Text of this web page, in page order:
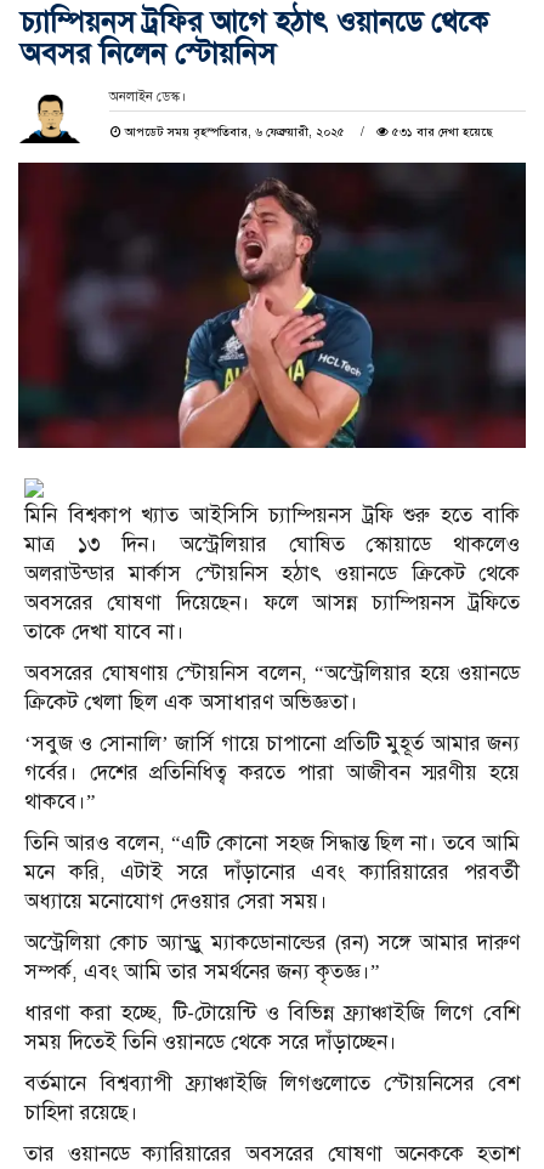
চ্যাম্পিয়নস ট্রফির আগে হঠাৎ ওয়ানডে থেকে
অবসর নিলেন স্টোয়নিস
অনলাইন ডেস্ক।
আপডেট সময় বৃহস্পতিবার, ৬ ফেব্রুয়ারী, ২০২৫ ৫৩১ বার দেখা হয়েছে
মিনি বিশ্বকাপ খ্যাত আইসিসি চ্যাম্পিয়নস ট্রফি শুরু হতে বাকি
মাত্র ১৩ দিন। অস্ট্রেলিয়ার ঘোষিত স্কোয়াডে থাকলেও
অলরাউন্ডার মার্কাস স্টোয়নিস হঠাৎ ওয়ানডে ক্রিকেট থেকে
অবসরের ঘোষণা দিয়েছেন। ফলে আসন্ন চ্যাম্পিয়নস ট্রফিতে
তাকে দেখা যাবে না।
অবসরের ঘোষণায় স্টোয়নিস বলেন, “অস্ট্রেলিয়ার হয়ে ওয়ানডে
ক্রিকেট খেলা ছিল এক অসাধারণ অভিজ্ঞতা।
‘সবুজ ও সোনালি’ জার্সি গায়ে চাপানো প্রতিটি মুহূর্ত আমার জন্য
গর্বের। দেশের প্রতিনিধিত্ব করতে পারা আজীবন স্মরণীয় হয়ে
থাকবে।”
তিনি আরও বলেন, “এটি কোনো সহজ সিদ্ধান্ত ছিল না। তবে আমি
মনে করি, এটাই সরে দাঁড়ানোর এবং ক্যারিয়ারের পরবর্তী
অধ্যায়ে মনোযোগ দেওয়ার সেরা সময়।
অস্ট্রেলিয়া কোচ অ্যান্ড্রু ম্যাকডোনাল্ডের (রন) সঙ্গে আমার দারুণ
সম্পর্ক, এবং আমি তার সমর্থনের জন্য কৃতজ্ঞ।”
ধারণা করা হচ্ছে, টি-টোয়েন্টি ও বিভিন্ন ফ্র্যাঞ্চাইজি লিগে বেশি
সময় দিতেই তিনি ওয়ানডে থেকে সরে দাঁড়াচ্ছেন।
বর্তমানে বিশ্বব্যাপী ফ্র্যাঞ্চাইজি লিগগুলোতে স্টোয়নিসের বেশ
চাহিদা রয়েছে।
তার ওয়ানডে ক্যারিয়ারের অবসরের ঘোষণা অনেককে হতাশ